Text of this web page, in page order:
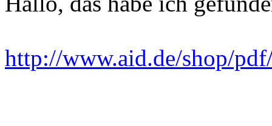
http://www.aid.de/shop/